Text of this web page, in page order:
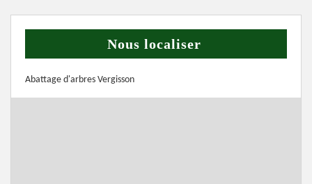
Nous localiser
Abattage d'arbres Vergisson